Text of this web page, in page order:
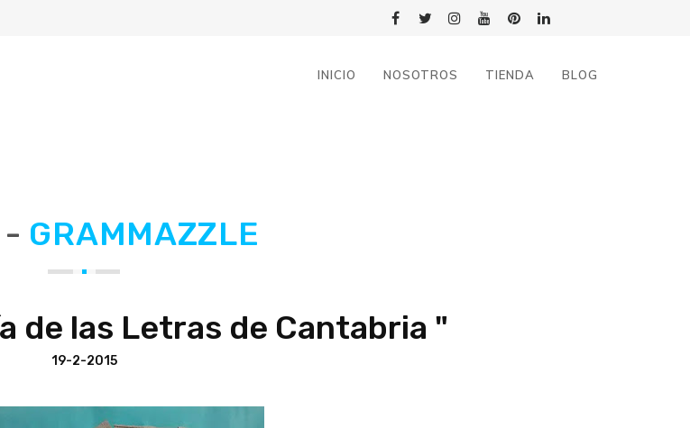
INICIO NOSOTROS TIENDA BLOG
- GRAMMAZZLE
de las Letras de Cantabria "
19-2-2015